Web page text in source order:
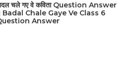
चले गए वे कविता Question Answer
Badal Chale Gaye Ve Class 6
Answer